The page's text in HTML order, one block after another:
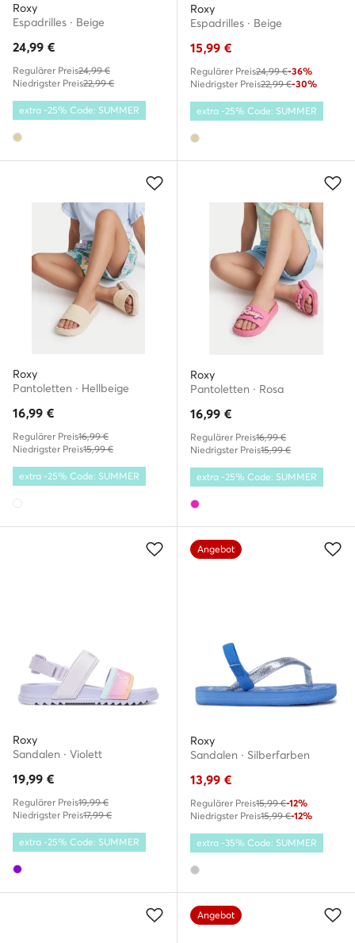
Roxy
Espadrilles · Beige
24,99 €
Regulärer Preis24,99 €
Niedrigster Preis22,99 €
extra -25% Code: SUMMER
Roxy
Espadrilles · Beige
15,99 €
Regulärer Preis24,99 €-36%
Niedrigster Preis22,99 €-30%
extra -25% Code: SUMMER
Roxy
Pantoletten · Hellbeige
16,99 €
Regulärer Preis16,99 €
Niedrigster Preis15,99 €
extra -25% Code: SUMMER
Roxy
Pantoletten · Rosa
16,99 €
Regulärer Preis16,99 €
Niedrigster Preis15,99 €
extra -25% Code: SUMMER
Roxy
Sandalen · Violett
19,99 €
Regulärer Preis19,99 €
Niedrigster Preis17,99 €
extra -25% Code: SUMMER
Angebot
Roxy
Sandalen · Silberfarben
13,99 €
Regulärer Preis15,99 €-12%
Niedrigster Preis15,99 €-12%
extra -35% Code: SUMMER
Angebot